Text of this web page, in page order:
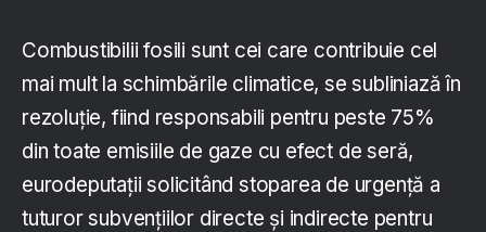
Combustibilii fosili sunt cei care contribuie cel
mai mult la schimbările climatice, se subliniază în
rezoluție, fiind responsabili pentru peste 75%
din toate emisiile de gaze cu efect de seră,
eurodeputații solicitând stoparea de urgență a
tuturor subvențiilor directe și indirecte pentru